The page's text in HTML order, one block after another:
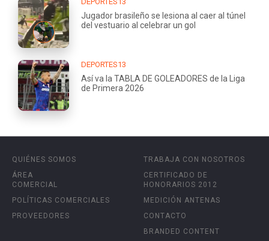
Jugador brasileño se lesiona al caer al túnel
del vestuario al celebrar un gol
DEPORTES13
Así va la TABLA DE GOLEADORES de la Liga
de Primera 2026
QUIÉNES SOMOS
ÁREA
COMERCIAL
POLÍTICAS COMERCIALES
PROVEEDORES
TRABAJA CON NOSOTROS
CERTIFICADO DE
HONORARIOS 2012
MEDICIÓN ANTENAS
CONTACTO
BRANDED CONTENT